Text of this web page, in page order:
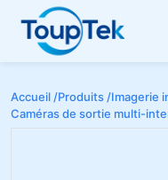
Accueil /Produits /Imagerie
Caméras de sortie multi-